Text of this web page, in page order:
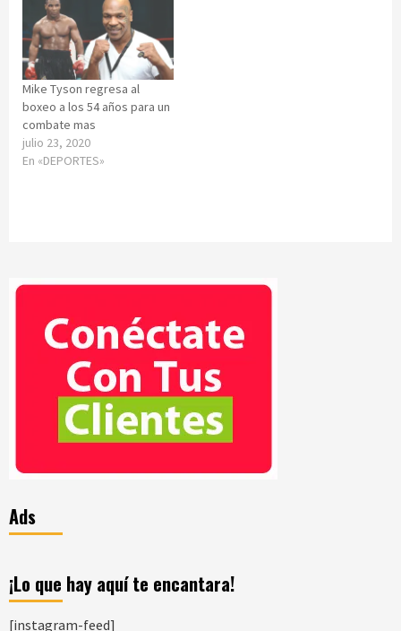
Mike Tyson regresa al
boxeo a los 54 años para un
combate mas
julio 23, 2020
En «DEPORTES»
Ads
¡Lo que hay aquí te encantara!
[instagram-feed]